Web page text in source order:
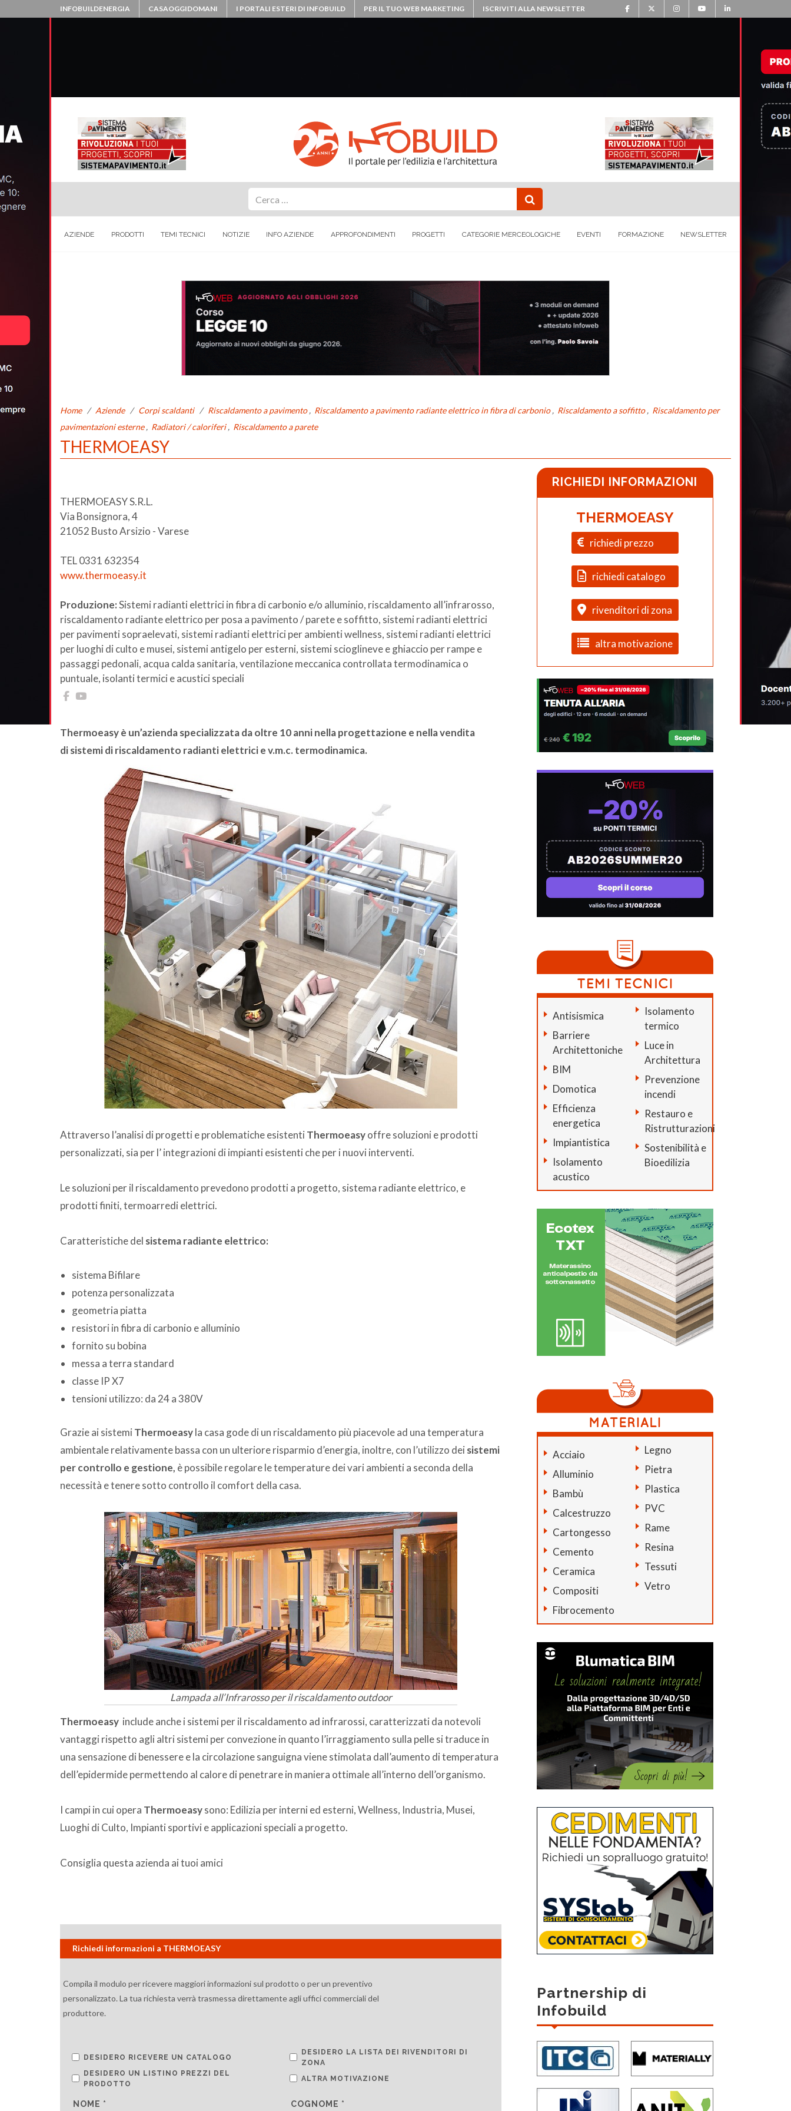
INFOBUILDENERGIA CASAOGGIDOMANI I PORTALI ESTERI DI INFOBUILD PER IL TUO WEB MARKETING ISCRIVITI ALLA NEWSLETTER
AZIENDE PRODOTTI TEMI TECNICI NOTIZIE INFO AZIENDE APPROFONDIMENTI PROGETTI CATEGORIE MERCEOLOGICHE EVENTI FORMAZIONE NEWSLETTER
Home / Aziende / Corpi scaldanti / Riscaldamento a pavimento, Riscaldamento a pavimento radiante elettrico in fibra di carbonio, Riscaldamento a soffitto, Riscaldamento per
pavimentazioni esterne, Radiatori / caloriferi, Riscaldamento a parete
THERMOEASY
THERMOEASY S.R.L.
Via Bonsignora, 4
21052 Busto Arsizio - Varese
TEL 0331 632354
www.thermoeasy.it
Produzione:Sistemi radianti elettrici in fibra di carbonio e/o alluminio, riscaldamento all’infrarosso,
riscaldamento radiante elettrico per posa a pavimento / parete e soffitto, sistemi radianti elettrici
per pavimenti sopraelevati, sistemi radianti elettrici per ambienti wellness, sistemi radianti elettrici
per luoghi di culto e musei, sistemi antigelo per esterni, sistemi scioglineve e ghiaccio per rampe e
passaggi pedonali, acqua calda sanitaria, ventilazione meccanica controllata termodinamica o
puntuale, isolanti termici e acustici speciali
Thermoeasy è un’azienda specializzata da oltre 10 anni nella progettazione e nella vendita
di sistemi di riscaldamento radianti elettrici e v.m.c. termodinamica.
Attraverso l’analisi di progetti e problematiche esistenti Thermoeasyoffre soluzioni e prodotti
personalizzati, sia per l’ integrazioni di impianti esistenti che per i nuovi interventi.
Le soluzioni per il riscaldamento prevedono prodotti a progetto, sistema radiante elettrico, e
prodotti finiti, termoarredi elettrici.
Caratteristiche del sistema radiante elettrico:
sistema Bifilare
potenza personalizzata
geometria piatta
resistori in fibra di carbonio e alluminio
fornito su bobina
messa a terra standard
classe IP X7
tensioni utilizzo: da 24 a 380V
Grazie ai sistemi Thermoeasyla casa gode di un riscaldamento più piacevole ad una temperatura
ambientale relativamente bassa con un ulteriore risparmio d’energia, inoltre, con l’utilizzo dei sistemi
per controllo e gestione, è possibile regolare le temperature dei vari ambienti a seconda della
necessità e tenere sotto controllo il comfort della casa.
Lampada all’Infrarosso per il riscaldamento outdoor
Thermoeasy include anche i sistemi per il riscaldamento ad infrarossi, caratterizzati da notevoli
vantaggi rispetto agli altri sistemi per convezione in quanto l’irraggiamento sulla pelle si traduce in
una sensazione di benessere e la circolazione sanguigna viene stimolata dall’aumento di temperatura
dell’epidermide permettendo al calore di penetrare in maniera ottimale all’interno dell’organismo.
I campi in cui opera Thermoeasysono: Edilizia per interni ed esterni, Wellness, Industria, Musei,
Luoghi di Culto, Impianti sportivi e applicazioni speciali a progetto.
Consiglia questa azienda ai tuoi amici
Richiedi informazioni a THERMOEASY
Compila il modulo per ricevere maggiori informazioni sul prodotto o per un preventivo
personalizzato. La tua richiesta verrà trasmessa direttamente agli uffici commerciali del
produttore.
DESIDERO RICEVERE UN CATALOGO
DESIDERO LA LISTA DEI RIVENDITORI DI
ZONA
DESIDERO UN LISTINO PREZZI DEL
PRODOTTO
ALTRA MOTIVAZIONE
NOME * COGNOME *
RICHIEDI INFORMAZIONI
THERMOEASY
richiedi prezzo
richiedi catalogo
rivenditori di zona
altra motivazione
Antisismica
Barriere
Architettoniche
BIM
Domotica
Efficienza
energetica
Impiantistica
Isolamento
acustico
Isolamento
termico
Luce in
Architettura
Prevenzione
incendi
Restauro e
Ristrutturazioni
Sostenibilità e
Bioedilizia
Acciaio
Alluminio
Bambù
Calcestruzzo
Cartongesso
Cemento
Ceramica
Compositi
Fibrocemento
Legno
Pietra
Plastica
PVC
Rame
Resina
Tessuti
Vetro
Partnership di
Infobuild